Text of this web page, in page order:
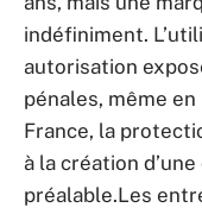
indéfiniment.
autorisation
pénales, même
France, la
à la création
préalable.Les